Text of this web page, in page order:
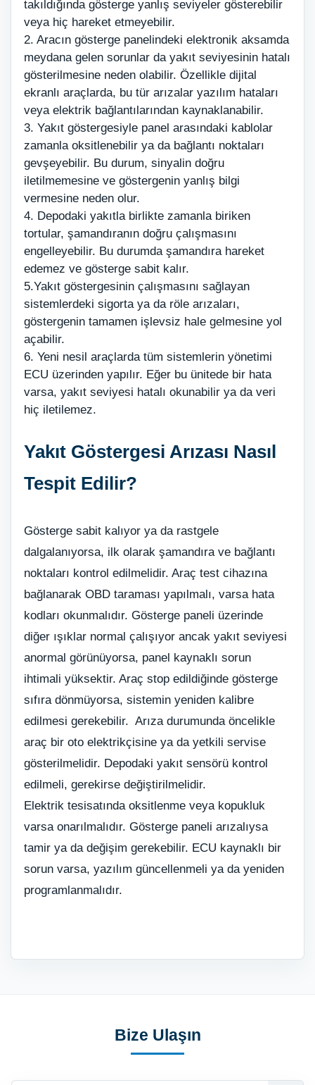
takıldığında gösterge yanlış seviyeler gösterebilir
veya hiç hareket etmeyebilir.
2. Aracın gösterge panelindeki elektronik aksamda
meydana gelen sorunlar da yakıt seviyesinin hatalı
gösterilmesine neden olabilir. Özellikle dijital
ekranlı araçlarda, bu tür arızalar yazılım hataları
veya elektrik bağlantılarından kaynaklanabilir.
3. Yakıt göstergesiyle panel arasındaki kablolar
zamanla oksitlenebilir ya da bağlantı noktaları
gevşeyebilir. Bu durum, sinyalin doğru
iletilmemesine ve göstergenin yanlış bilgi
vermesine neden olur.
4. Depodaki yakıtla birlikte zamanla biriken
tortular, şamandıranın doğru çalışmasını
engelleyebilir. Bu durumda şamandıra hareket
edemez ve gösterge sabit kalır.
5.Yakıt göstergesinin çalışmasını sağlayan
sistemlerdeki sigorta ya da röle arızaları,
göstergenin tamamen işlevsiz hale gelmesine yol
açabilir.
6. Yeni nesil araçlarda tüm sistemlerin yönetimi
ECU üzerinden yapılır. Eğer bu ünitede bir hata
varsa, yakıt seviyesi hatalı okunabilir ya da veri
hiç iletilemez.
Yakıt Göstergesi Arızası Nasıl
Tespit Edilir?
Gösterge sabit kalıyor ya da rastgele
dalgalanıyorsa, ilk olarak şamandıra ve bağlantı
noktaları kontrol edilmelidir. Araç test cihazına
bağlanarak OBD taraması yapılmalı, varsa hata
kodları okunmalıdır. Gösterge paneli üzerinde
diğer ışıklar normal çalışıyor ancak yakıt seviyesi
anormal görünüyorsa, panel kaynaklı sorun
ihtimali yüksektir. Araç stop edildiğinde gösterge
sıfıra dönmüyorsa, sistemin yeniden kalibre
edilmesi gerekebilir. Arıza durumunda öncelikle
araç bir oto elektrikçisine ya da yetkili servise
gösterilmelidir. Depodaki yakıt sensörü kontrol
edilmeli, gerekirse değiştirilmelidir.
Elektrik tesisatında oksitlenme veya kopukluk
varsa onarılmalıdır. Gösterge paneli arızalıysa
tamir ya da değişim gerekebilir. ECU kaynaklı bir
sorun varsa, yazılım güncellenmeli ya da yeniden
programlanmalıdır.
Bize Ulaşın